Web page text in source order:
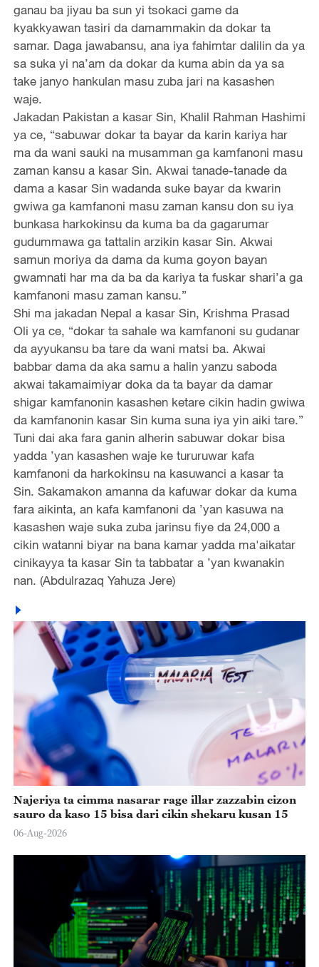
ganau ba jiyau ba sun yi tsokaci game da
kyakkyawan tasiri da damammakin da dokar ta
samar. Daga jawabansu, ana iya fahimtar dalilin da ya
sa suka yi na’am da dokar da kuma abin da ya sa
take janyo hankulan masu zuba jari na kasashen
waje.
Jakadan Pakistan a kasar Sin, Khalil Rahman Hashimi
ya ce, “sabuwar dokar ta bayar da karin kariya har
ma da wani sauki na musamman ga kamfanoni masu
zaman kansu a kasar Sin. Akwai tanade-tanade da
dama a kasar Sin wadanda suke bayar da kwarin
gwiwa ga kamfanoni masu zaman kansu don su iya
bunkasa harkokinsu da kuma ba da gagarumar
gudummawa ga tattalin arzikin kasar Sin. Akwai
samun moriya da dama da kuma goyon bayan
gwamnati har ma da ba da kariya ta fuskar shari’a ga
kamfanoni masu zaman kansu.”
Shi ma jakadan Nepal a kasar Sin, Krishma Prasad
Oli ya ce, “dokar ta sahale wa kamfanoni su gudanar
da ayyukansu ba tare da wani matsi ba. Akwai
babbar dama da aka samu a halin yanzu saboda
akwai takamaimiyar doka da ta bayar da damar
shigar kamfanonin kasashen ketare cikin hadin gwiwa
da kamfanonin kasar Sin kuma suna iya yin aiki tare.”
Tuni dai aka fara ganin alherin sabuwar dokar bisa
yadda ’yan kasashen waje ke tururuwar kafa
kamfanoni da harkokinsu na kasuwanci a kasar ta
Sin. Sakamakon amanna da kafuwar dokar da kuma
fara aikinta, an kafa kamfanoni da ’yan kasuwa na
kasashen waje suka zuba jarinsu fiye da 24,000 a
cikin watanni biyar na bana kamar yadda ma'aikatar
cinikayya ta kasar Sin ta tabbatar a ’yan kwanakin
nan. (Abdulrazaq Yahuza Jere)
Najeriya ta cimma nasarar rage illar zazzabin cizon
sauro da kaso 15 bisa dari cikin shekaru kusan 15
06-Aug-2026